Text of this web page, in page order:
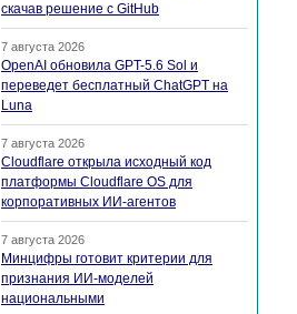
скачав решение с GitHub
7 августа 2026
OpenAI обновила GPT-5.6 Sol и
переведет бесплатный ChatGPT на
Luna
7 августа 2026
Cloudflare открыла исходный код
платформы Cloudflare OS для
корпоративных ИИ-агентов
7 августа 2026
Минцифры готовит критерии для
признания ИИ-моделей
национальными